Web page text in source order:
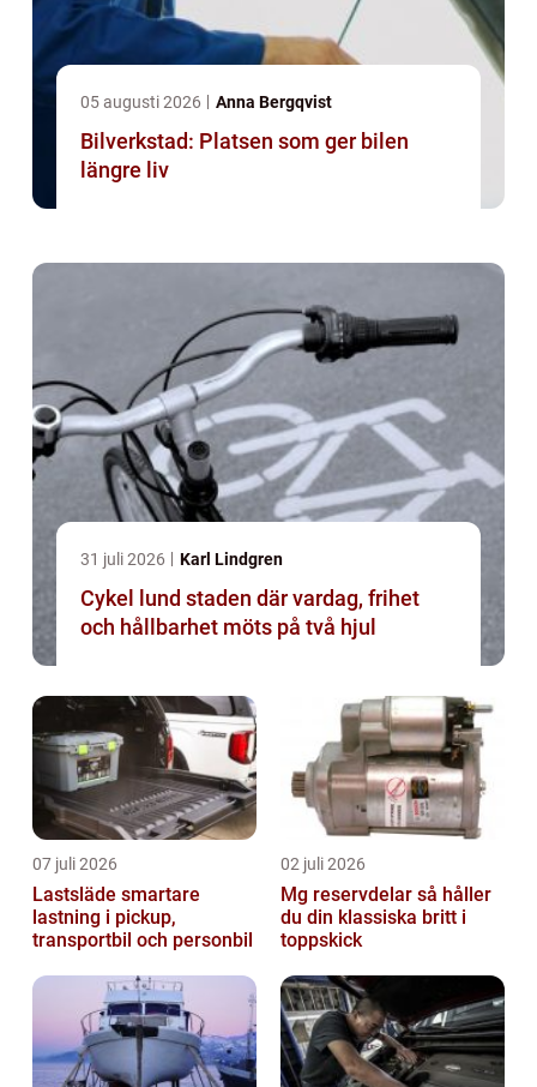
05 augusti 2026 Anna Bergqvist
Bilverkstad: Platsen som ger bilen
längre liv
31 juli 2026 Karl Lindgren
Cykel lund staden där vardag, frihet
och hållbarhet möts på två hjul
07 juli 2026
Lastsläde smartare
lastning i pickup,
transportbil och personbil
02 juli 2026
Mg reservdelar så håller
du din klassiska britt i
toppskick